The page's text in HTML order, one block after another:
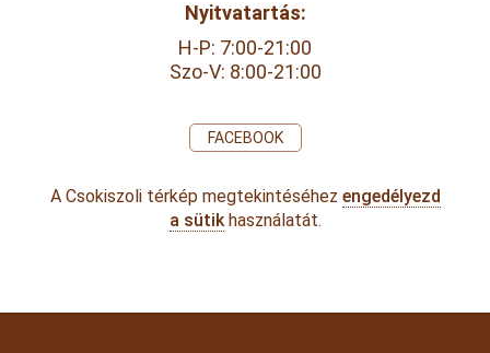
Nyitvatartás:
H-P: 7:00-21:00
Szo-V: 8:00-21:00
FACEBOOK
A Csokiszoli térkép megtekintéséhez engedélyezd
a sütikhasználatát.